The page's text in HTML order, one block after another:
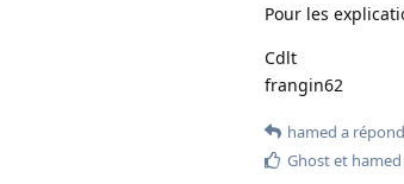
Pour les
Cdlt
frangin62
hamed a
Ghostet hamed